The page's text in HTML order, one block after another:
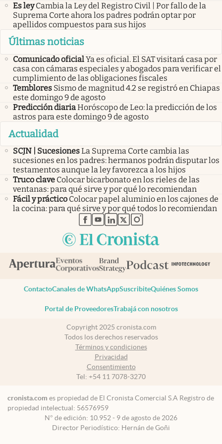
Es ley Cambia la Ley del Registro Civil | Por fallo de la
Suprema Corte ahora los padres podrán optar por
apellidos compuestos para sus hijos
Últimas noticias
Comunicado oficialYa es oficial. El SAT visitará casa por
casa con cámaras especiales y abogados para verificar el
cumplimiento de las obligaciones fiscales
Temblores Sismo de magnitud 4.2 se registró en Chiapas
este domingo 9 de agosto
Predicción diariaHoróscopo de Leo: la predicción de los
astros para este domingo 9 de agosto
Actualidad
SCJN | SucesionesLa Suprema Corte cambia las
sucesiones en los padres: hermanos podrán disputar los
testamentos aunque la ley favorezca a los hijos
Truco clave Colocar bicarbonato en los rieles de las
ventanas: para qué sirve y por qué lo recomiendan
Fácil y práctico Colocar papel aluminio en los cajones de
la cocina: para qué sirve y por qué todos lo recomiendan
abre en nueva pestaña
abre en nueva pestaña
abre en nueva pestaña
abre en nueva pestaña
abre en nueva pestaña
ContactoCanales de WhatsAppSuscribiteQuiénes Somos
Portal de ProveedoresTrabajá con nosotros
Copyright 2025 cronista.com
Todos los derechos reservados
Términos y condiciones
Privacidad
Consentimiento
Tel: +54 11 7078-3270
cronista.com es propiedad de El Cronista Comercial S.A Registro de
propiedad intelectual: 56576959
N° de edición: 10.952 - 9 de agosto de 2026
Director Periodístico: Hernán de Goñi